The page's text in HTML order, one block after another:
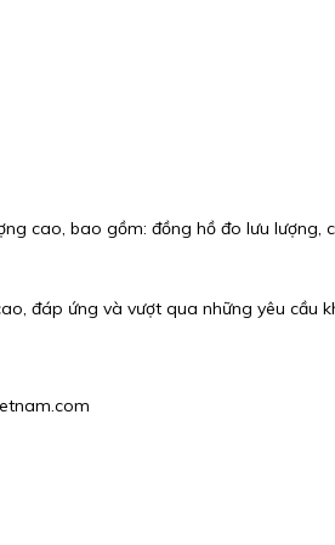
cao, bao gồm: đồng hồ đo lưu
đáp ứng và vượt qua những yêu cầu